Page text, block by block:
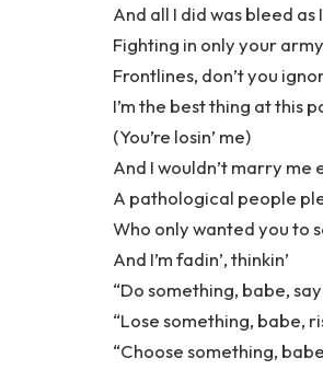
And all I did was bleed
Fighting in only your army
Frontlines, don’t you
I’m the best thing at this
(You’re losin’ me)
And I wouldn’t marry me
A pathological people
Who only wanted you to
And I’m fadin’, thinkin’
“Do something, babe,
“Lose something, babe,
“Choose something,